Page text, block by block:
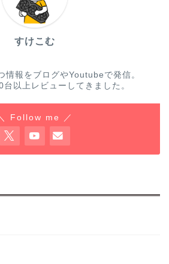
すけこむ
情報をブログやYoutubeで発信。
以上レビューしてきました。
Follow me ／